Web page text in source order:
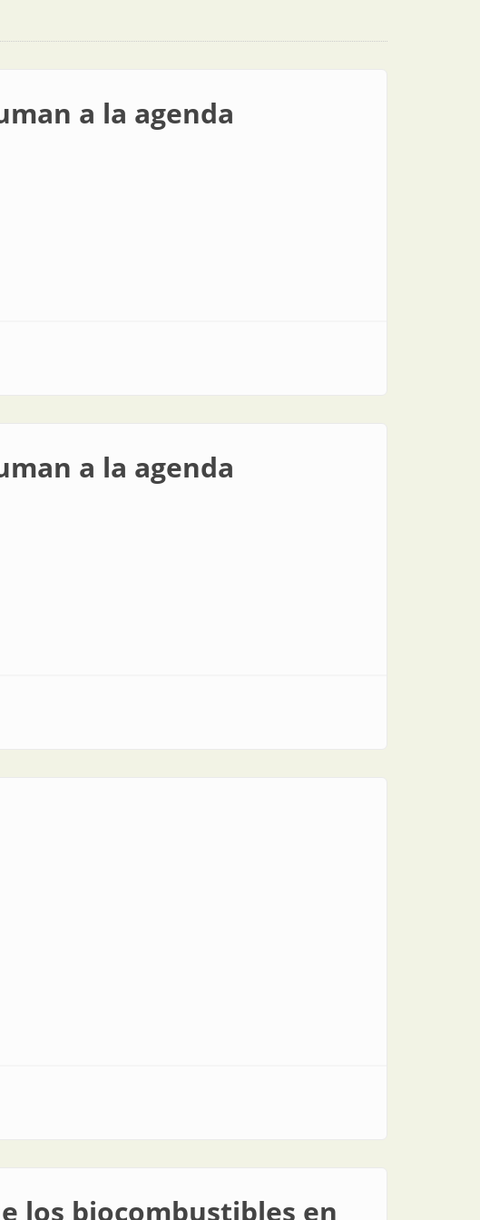
a la agenda
a la agenda
los biocombustibles en